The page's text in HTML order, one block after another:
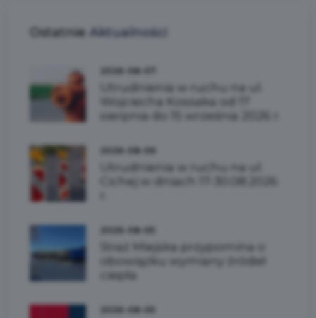
Ostatnie Aktualności
2026-08-07
Utrudnienia w ruchu na ul.
Wojciecha Kossaka od 17
sierpnia do 15 września 2026 r.
2026-08-06
Utrudnienia w ruchu na ul.
Cichej w dniach 17-30.08.2026
2026-08-05
Straż Miejska przypomina o
obowiązku wymiany źródeł
ciepła
2026-08-05